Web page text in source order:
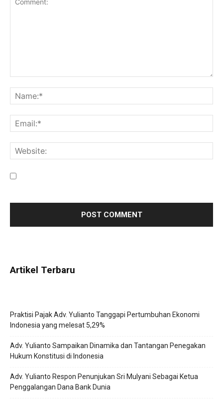
Artikel Terbaru
Praktisi Pajak Adv. Yulianto Tanggapi Pertumbuhan Ekonomi
Indonesia yang melesat 5,29%
Adv. Yulianto Sampaikan Dinamika dan Tantangan Penegakan
Hukum Konstitusi di Indonesia
Adv. Yulianto Respon Penunjukan Sri Mulyani Sebagai Ketua
Penggalangan Dana Bank Dunia